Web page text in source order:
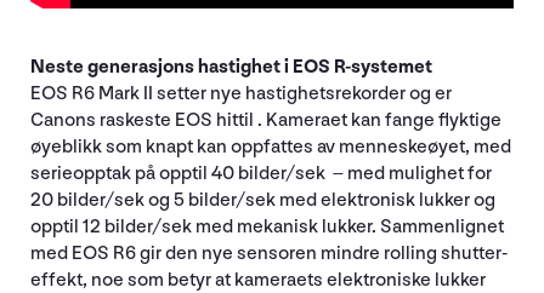
Neste generasjons hastighet i EOS R-systemet
EOS R6 Mark II setter nye hastighetsrekorder og er
Canons raskeste EOS hittil . Kameraet kan fange flyktige
øyeblikk som knapt kan oppfattes av menneskeøyet, med
serieopptak på opptil 40 bilder/sek – med mulighet for
20 bilder/sek og 5 bilder/sek med elektronisk lukker og
opptil 12 bilder/sek med mekanisk lukker. Sammenlignet
med EOS R6 gir den nye sensoren mindre rolling shutter-
effekt, noe som betyr at kameraets elektroniske lukker